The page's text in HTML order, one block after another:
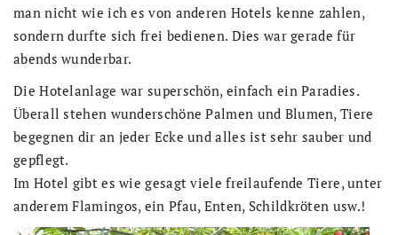
man nicht wie ich es von anderen Hotels kenne zahlen,
sondern durfte sich frei bedienen. Dies war gerade für
abends wunderbar.
Die Hotelanlage war superschön, einfach ein Paradies.
Überall stehen wunderschöne Palmen und Blumen, Tiere
begegnen dir an jeder Ecke und alles ist sehr sauber und
gepflegt.
Im Hotel gibt es wie gesagt viele freilaufende Tiere, unter
anderem Flamingos, ein Pfau, Enten, Schildkröten usw.!